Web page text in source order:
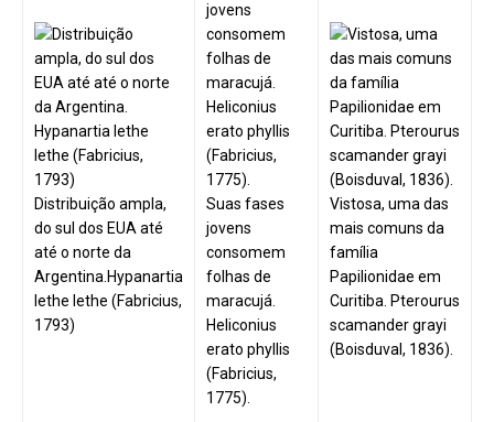
Distribuição ampla,
do sul dos EUA até
até o norte da
Argentina.Hypanartia
lethe lethe (Fabricius,
1793)
Suas fases
jovens
consomem
folhas de
maracujá.
Heliconius
erato phyllis
(Fabricius,
1775).
Vistosa, uma das
mais comuns da
família
Papilionidae em
Curitiba. Pterourus
scamander grayi
(Boisduval, 1836).